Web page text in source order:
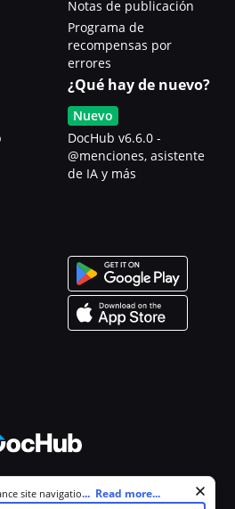
Notas de publicación
Programa de
recompensas por
errores
¿Qué hay de nuevo?
Nuevo
DocHub v6.6.0 -
@menciones, asistente
de IA y más
derechos reservados.
site navigation and personalize
... Read more...